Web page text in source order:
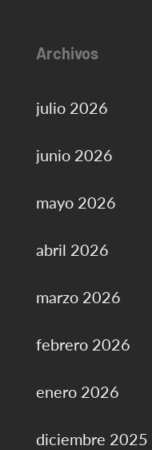
Archivos
julio 2026
junio 2026
mayo 2026
abril 2026
marzo 2026
febrero 2026
enero 2026
diciembre 2025